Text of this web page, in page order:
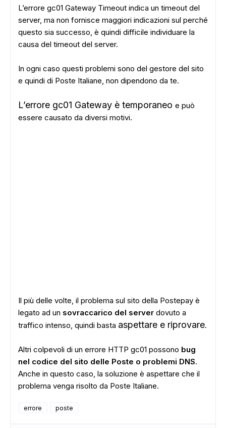
ADS
L’errore gc01 Gateway Timeout indica un timeout del
server, ma non fornisce maggiori indicazioni sul perché
questo sia successo, è quindi difficile individuare la
causa del timeout del server.
In ogni caso questi problemi sono del gestore del sito
e quindi di Poste Italiane, non dipendono da te.
L’errore gc01 Gateway è temporaneo e può
essere causato da diversi motivi.
Il più delle volte, il problema sul sito della Postepay è
legato ad un sovraccarico del server dovuto a
traffico intenso, quindi basta aspettare e riprovare.
Altri colpevoli di un errore HTTP gc01 possono bug
nel codice del sito delle Poste o problemi DNS.
Anche in questo caso, la soluzione è aspettare che il
problema venga risolto da Poste Italiane.
errore poste